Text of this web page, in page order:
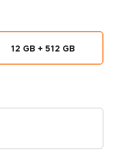
12 GB + 512 GB